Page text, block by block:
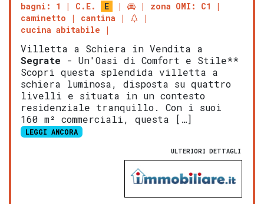
bagni: 1 C.E. E
zona OMI: C1
caminetto
cantina
cucina abitabile
Villetta a Schiera in Vendita a
Segrate - Un'Oasi di Comfort e Stile**
Scopri questa splendida villetta a
schiera luminosa, disposta su quattro
livelli e situata in un contesto
residenziale tranquillo. Con i suoi
160 m² commerciali, questa […]
LEGGI ANCORA
ULTERIORI DETTAGLI